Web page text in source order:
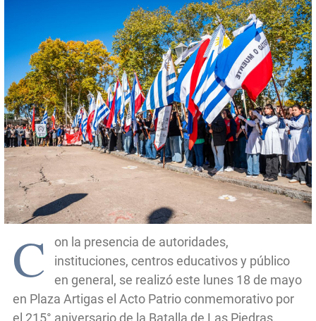
C
on la presencia de autoridades,
instituciones, centros educativos y público
en general, se realizó este lunes 18 de mayo
en Plaza Artigas el Acto Patrio conmemorativo por
el 215° aniversario de la Batalla de Las Piedras,